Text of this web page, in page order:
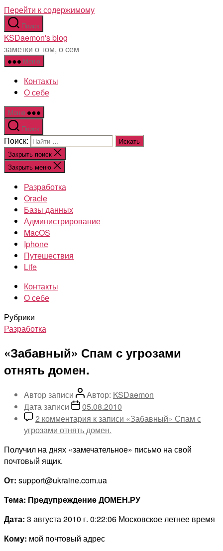
Перейти к содержимому
Поиск
KSDaemon's blog
заметки о том, о сем
Меню
Контакты
О себе
Меню
Поиск
Поиск:
Закрыть поиск
Закрыть меню
Разработка
Oracle
Базы данных
Администрирование
MacOS
Iphone
Путешествия
Life
Контакты
О себе
Рубрики
Разработка
«Забавный» Спам с угрозами
отнять домен.
Автор записи Автор: KSDaemon
Дата записи
05.08.2010
2 комментария к записи «Забавный» Спам с
угрозами отнять домен.
Получил на днях «замечательное» письмо на свой
почтовый ящик.
От: support@ukraine.com.ua
Тема: Предупреждение ДОМЕН.РУ
Дата: 3 августа 2010 г. 0:22:06 Московское летнее время
Кому: мой почтовый адрес